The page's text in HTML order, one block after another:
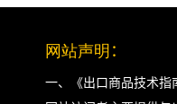
网站声明 ：
一、《出口商品技术